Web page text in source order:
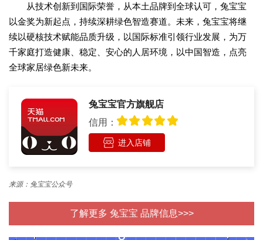
从技术创新到国际荣誉，从本土品牌到全球认可，兔宝宝
以金奖为新起点，持续深耕绿色智造赛道。未来，兔宝宝将继
续以硬核技术赋能品质升级，以国际标准引领行业发展，为万
千家庭打造健康、稳定、安心的人居环境，以中国智造，点亮
全球家居绿色新未来。
兔宝宝官方旗舰店
信用：
进入店铺
来源：兔宝宝公众号
了解更多 兔宝宝 品牌信息>>>